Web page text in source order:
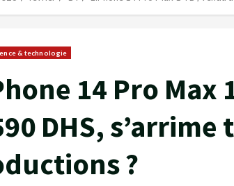
& technologie
14 Pro
DHS,
?